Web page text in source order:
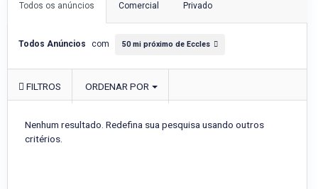
Todos os anúncios Comercial Privado
Todos Anúncios com 50 mi próximo de Eccles
FILTROS ORDENAR POR
Nenhum resultado. Redefina sua pesquisa usando outros
critérios.